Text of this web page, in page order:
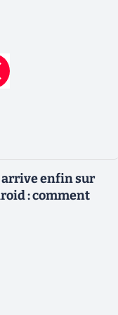
arrive enfin sur
: comment